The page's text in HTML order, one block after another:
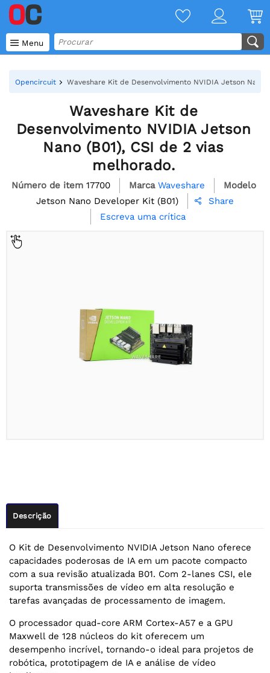
 Menu
Opencircuit Waveshare Kit de Desenvolvimento NVIDIA Jetson Nano
Waveshare Kit de
Desenvolvimento NVIDIA Jetson
Nano (B01), CSI de 2 vias
melhorado.
Número de item 17700 Marca Waveshare
Modelo
Jetson Nano Developer Kit (B01)

Share
Escreva uma crítica
Descrição
O Kit de Desenvolvimento NVIDIA Jetson Nano oferece
capacidades poderosas de IA em um pacote compacto
com a sua revisão atualizada B01. Com 2-lanes CSI, ele
suporta transmissões de vídeo em alta resolução e
tarefas avançadas de processamento de imagem.
O processador quad-core ARM Cortex-A57 e a GPU
Maxwell de 128 núcleos do kit oferecem um
desempenho incrível, tornando-o ideal para projetos de
robótica, prototipagem de IA e análise de vídeo